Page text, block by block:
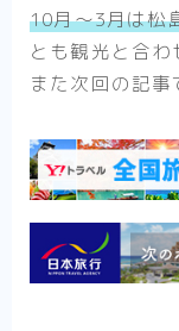
10月〜3月は松
とも観光と合
また次回の記